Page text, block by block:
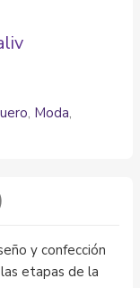
, Moda,
y confección
etapas de la